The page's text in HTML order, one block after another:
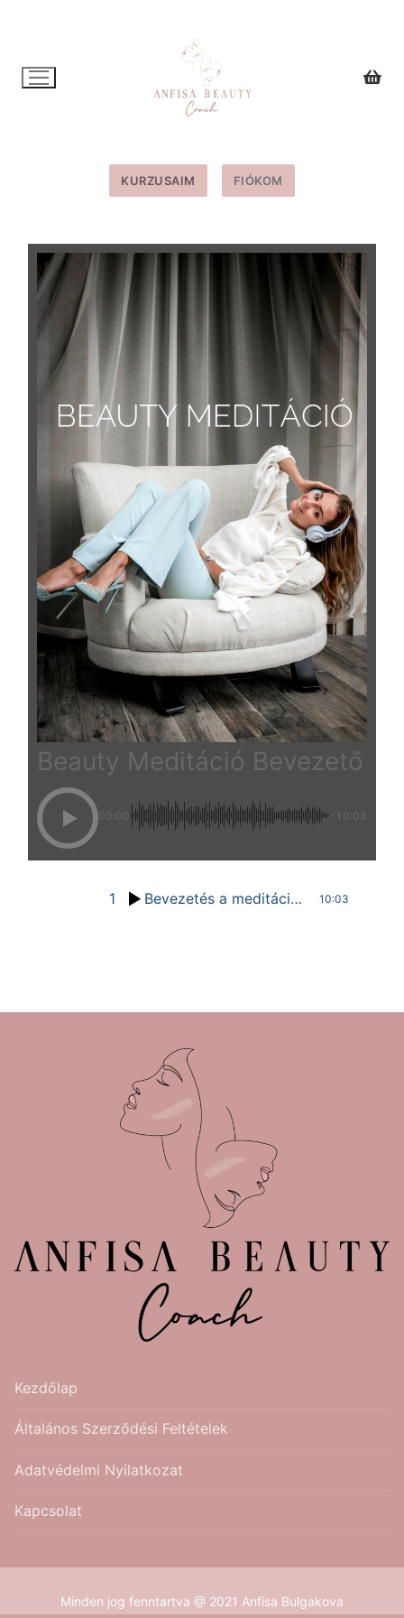
KURZUSAIM FIÓKOM
Beauty Meditáció Bevezető
00:00 -10:03
1 Bevezetés a meditációba 10:03
Kezdőlap
Általános Szerződési Feltételek
Adatvédelmi Nyilatkozat
Kapcsolat
Minden jog fenntartva @ 2021 Anfisa Bulgakova